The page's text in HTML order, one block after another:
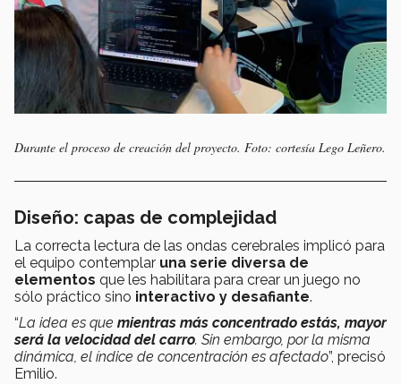
Durante el proceso de creación del proyecto. Foto: cortesía Lego Leñero.
Diseño: capas de complejidad
La correcta lectura de las ondas cerebrales implicó para
el equipo contemplar una serie diversa de
elementos que les habilitara para crear un juego no
sólo práctico sino interactivo y desafiante.
“La idea es que mientras más concentrado estás, mayor
será la velocidad del carro. Sin embargo, por la misma
dinámica, el índice de concentración es afectado”, precisó
Emilio.